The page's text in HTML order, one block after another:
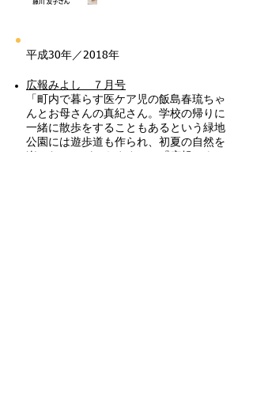
平成30年／2018年
広報みよし ７月号
「町内で暮らす医ケア児の飯島春琉ちゃ
んとお母さんの真紀さん。学校の帰りに
一緒に散歩をすることもあるという緑地
公園には遊歩道も作られ、初夏の自然を